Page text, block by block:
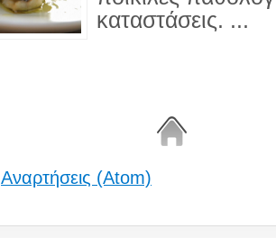
καταστάσεις. ...
Αναρτήσεις (Atom)